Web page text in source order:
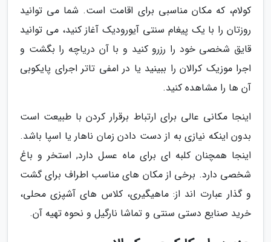
کولام، که مکان مناسبی برای اقامت است. شما می توانید
روزتان را با یک پیغام سنتی آیورودیک آغاز کنید، می توانید
قایق شخصی خود را رزرو کنید و با آن دریاچه را بگشت و
اجرا موزیک کرالان را ببینید یا در امفی تاتر اجرای پایکوبی
آن ها را مشاهده کنید.
اینجا مکانی عالی برای ارتباط برقرار کردن با طبیعت است
بدون اینکه نیازی به از دست دادن زمان ناهار یا اسپا باشد.
اینجا همچنان کلبه ای برای ماه عسل دارد, استخر و باغ
شخصی دارد. برخی از مکان های مناسب اطراف برای گشت
و گذار عبارت اند از: ماهیگیری، کلاس های آشپزی محلی،
خرید صنایع دستی سنتی و تماشا نارگیل و نحوه تهیه آن.